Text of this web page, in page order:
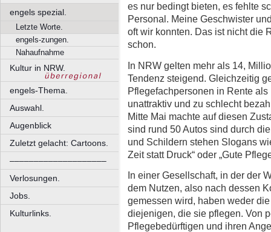
engels spezial.
Letzte Worte.
engels-zungen.
Nahaufnahme
Kultur in NRW.
engels-Thema.
Auswahl.
Augenblick
Zuletzt gelacht: Cartoons.
––––––––––––––––––––
Verlosungen.
Jobs.
Kulturlinks.
es nur bedingt bieten, es fehlte
Personal. Meine Geschwister
oft wir konnten. Das ist nicht die
schon.
In NRW gelten mehr als 14,
Tendenz steigend. Gleichzeitig
Pflegefachpersonen in Rente
unattraktiv und zu schlecht
Mitte Mai machte auf diesen
sind rund 50 Autos sind durch
und Schildern stehen Slogans
Zeit statt Druck“ oder „Gute
In einer Gesellschaft, in der der
dem Nutzen, also nach dessen
gemessen wird, haben weder
diejenigen, die sie pflegen. Von
Pflegebedürftigen und ihren